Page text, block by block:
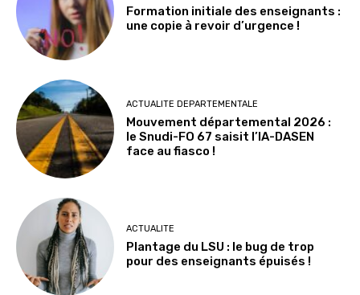
Formation initiale des enseignants :
une copie à revoir d’urgence !
ACTUALITE DEPARTEMENTALE
Mouvement départemental 2026 :
le Snudi-FO 67 saisit l’IA-DASEN
face au fiasco !
ACTUALITE
Plantage du LSU : le bug de trop
pour des enseignants épuisés !